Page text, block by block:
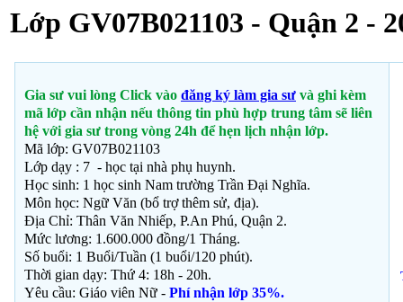
Lớp GV07B021103 - Quận 2 -
Gia sư vui lòng Click vào đăng ký làm gia sư và ghi kèm
mã lớp cần nhận nếu thông tin phù hợp trung tâm sẽ liên
hệ với gia sư trong vòng 24h để hẹn lịch nhận lớp.
Mã lớp: GV07B021103
Lớp dạy : 7 - học tại nhà phụ huynh.
Học sinh: 1 học sinh Nam trường Trần Đại Nghĩa.
Môn học: Ngữ Văn (bổ trợ thêm sử, địa).
Địa Chỉ: Thân Văn Nhiếp, P.An Phú, Quận 2.
Mức lương: 1.600.000 đồng/1 Tháng.
Số buổi: 1 Buổi/Tuần (1 buổi/120 phút).
Thời gian dạy: Thứ 4: 18h - 20h.
Yêu cầu: Giáo viên Nữ - Phí nhận lớp 35%.